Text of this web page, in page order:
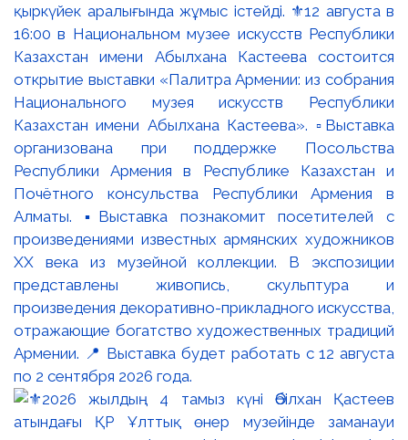
қыркүйек аралығында жұмыс істейді. ⚜️12 августа в
16:00 в Национальном музее искусств Республики
Казахстан имени Абылхана Кастеева состоится
открытие выставки «Палитра Армении: из собрания
Национального музея искусств Республики
Казахстан имени Абылхана Кастеева». ▫️Выставка
организована при поддержке Посольства
Республики Армения в Республике Казахстан и
Почётного консульства Республики Армения в
Алматы. ▪️Выставка познакомит посетителей с
произведениями известных армянских художников
XX века из музейной коллекции. В экспозиции
представлены живопись, скульптура и
произведения декоративно-прикладного искусства,
отражающие богатство художественных традиций
Армении. 📍 Выставка будет работать с 12 августа
по 2 сентября 2026 года.